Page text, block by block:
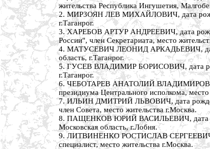
жительства Республика Ингушетия,
2. МИРЗОЯН ЛЕВ МИХАЙЛОВИЧ, дата
г.Таганрог.
3. ХАРЕБОВ АРТУР АНДРЕЕВИЧ, дата
России", член Секретариата, место
4. МАТУСЕВИЧ ЛЕОНИД АРКАДЬЕВИЧ, дата
область, г.Таганрог.
5. ГУСЕВ ВЛАДИМИР БОРИСОВИЧ, дата
г.Таганрог.
6. ЧЕБОТАРЕВ АНАТОЛИЙ ВЛАДИМИРОВИЧ,
президиума Центрального исполкома, место
7. ИЛЬИН ДМИТРИЙ ЛЬВОВИЧ, дата
член Совета, место жительства г.Москва.
8. ПАЩЕНКОВ ЮРИЙ ВАСИЛЬЕВИЧ, дата
Московская область, г.Лобня.
9. ЛИТВИНЕНКО РОСТИСЛАВ СЕРГЕЕВИЧ,
специалист, место жительства г.Москва.